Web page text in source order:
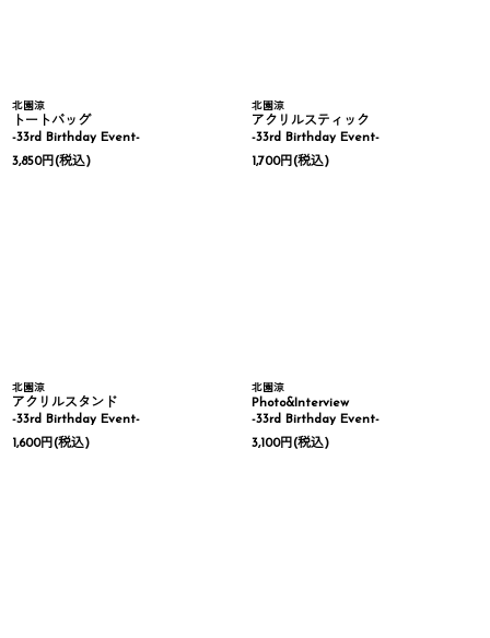
北園涼
トートバッグ
-33rd Birthday Event-
3,850円(税込)
北園涼
アクリルスティック
-33rd Birthday Event-
1,700円(税込)
北園涼
アクリルスタンド
-33rd Birthday Event-
1,600円(税込)
北園涼
Photo&Interview
-33rd Birthday Event-
3,100円(税込)